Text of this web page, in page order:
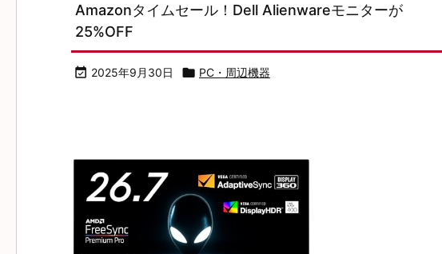
Amazonタイムセール！Dell Alienwareモニターが
25%OFF
 2025年9月30日  PC・周辺機器